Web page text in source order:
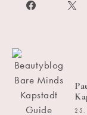
25.